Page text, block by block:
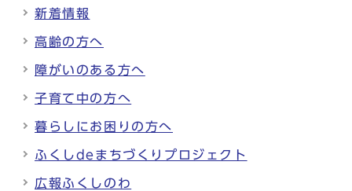
新着情報
高齢の方へ
障がいのある方へ
子育て中の方へ
暮らしにお困りの方へ
ふくしdeまちづくりプロジェクト
広報ふくしのわ